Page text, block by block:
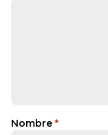
Nombre *